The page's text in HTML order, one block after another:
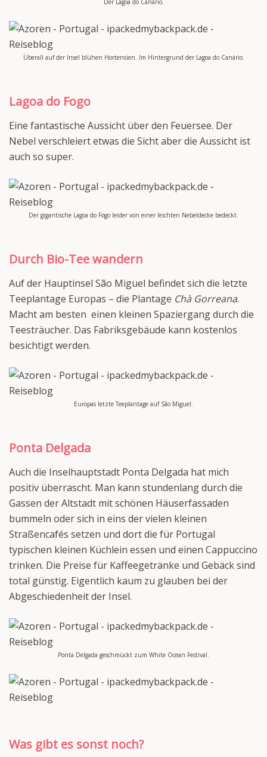
Überall auf der Insel blühen Hortensien. Im Hintergrund der Lagoa do Canário.
Lagoa do Fogo
Eine fantastische Aussicht über den Feuersee. Der
Nebel verschleiert etwas die Sicht aber die Aussicht ist
auch so super.
Der gigantische Lagoa do Fogo leider von einer leichten Nebeldecke bedeckt.
Durch Bio-Tee wandern
Auf der Hauptinsel São Miguel befindet sich die letzte
Teeplantage Europas – die Plantage Chà Gorreana.
Macht am besten einen kleinen Spaziergang durch die
Teesträucher. Das Fabriksgebäude kann kostenlos
besichtigt werden.
Europas letzte Teeplantage auf São Miguel.
Ponta Delgada
Auch die Inselhauptstadt Ponta Delgada hat mich
positiv überrascht. Man kann stundenlang durch die
Gassen der Altstadt mit schönen Häuserfassaden
bummeln oder sich in eins der vielen kleinen
Straßencafés setzen und dort die für Portugal
typischen kleinen Küchlein essen und einen Cappuccino
trinken. Die Preise für Kaffeegetränke und Gebäck sind
total günstig. Eigentlich kaum zu glauben bei der
Abgeschiedenheit der Insel.
Ponta Delgada geschmückt zum White Ocean Festival.
Was gibt es sonst noch?